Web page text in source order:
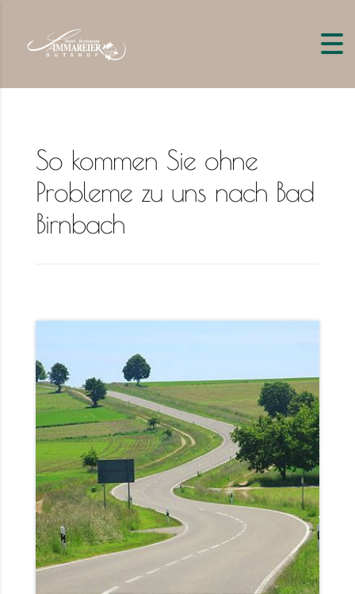
So kommen Sie ohne
Probleme zu uns nach Bad
Birnbach